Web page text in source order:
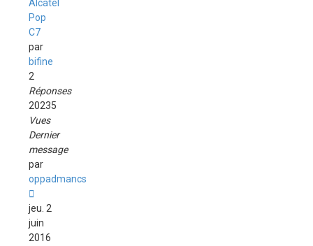
Alcatel
Pop
C7
par
bifine
2
Réponses
20235
Vues
Dernier
message
par
oppadmancs
jeu. 2
juin
2016